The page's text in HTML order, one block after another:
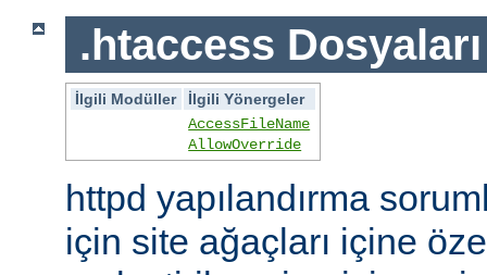
.htaccess Dosyaları
İlgili Modüller
İlgili Yönergeler
AccessFileName
AllowOverride
httpd yapılandırma
için site ağaçları içine